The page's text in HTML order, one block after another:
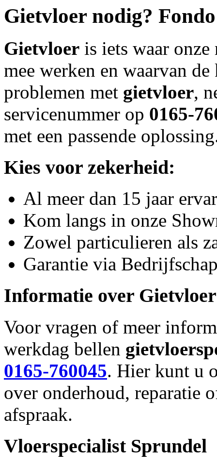
Gietvloernodig?
Gietvloer is iets waar
mee werken en waarvan
problemen met gietvloer,
servicenummer op 0165-
met een passende
Kies voor zekerheid:
Al meer dan 15 jaar
Kom langs in onze
Zowel particulieren als
Garantie via
Informatie over Gietvloer
Voor vragen of meer
werkdag bellen gietvloer
0165-760045. Hier kunt u
over onderhoud, reparatie
afspraak.
Vloerspecialist Sprundel